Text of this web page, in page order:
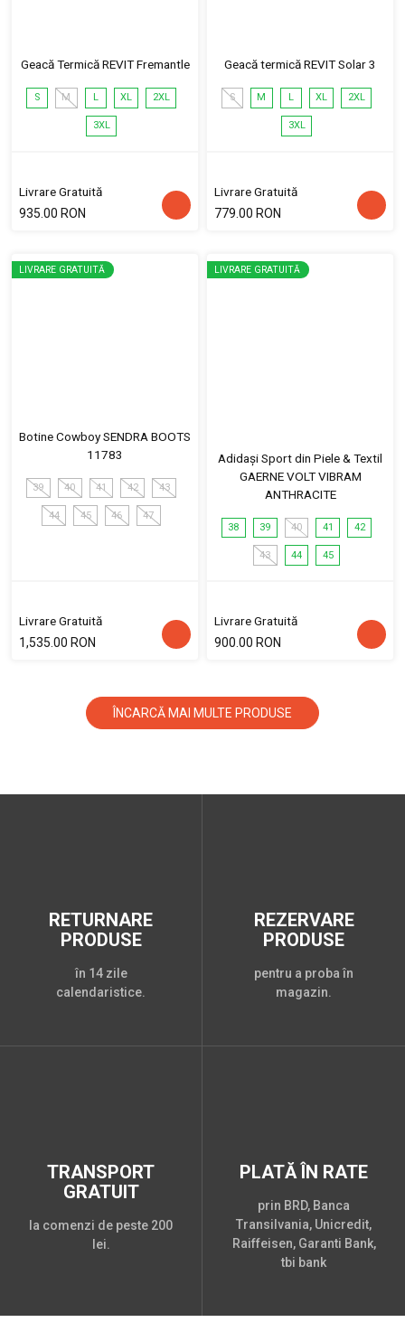
Geacă Termică REVIT Fremantle
S M L XL 2XL
3XL
Livrare Gratuită
935.00 RON
Geacă termică REVIT Solar 3
S M L XL 2XL
3XL
Livrare Gratuită
779.00 RON
LIVRARE GRATUITĂ
Botine Cowboy SENDRA BOOTS
11783
39 40 41 42 43
44 45 46 47
Livrare Gratuită
1,535.00 RON
LIVRARE GRATUITĂ
Adidași Sport din Piele & Textil
GAERNE VOLT VIBRAM
ANTHRACITE
38 39 40 41 42
43 44 45
Livrare Gratuită
900.00 RON
ÎNCARCĂ MAI MULTE PRODUSE
RETURNARE
PRODUSE
în 14 zile
calendaristice.
REZERVARE
PRODUSE
pentru a proba în
magazin.
TRANSPORT
GRATUIT
la comenzi de peste 200
lei.
PLATĂ ÎN RATE
prin BRD, Banca
Transilvania, Unicredit,
Raiffeisen, Garanti Bank,
tbi bank